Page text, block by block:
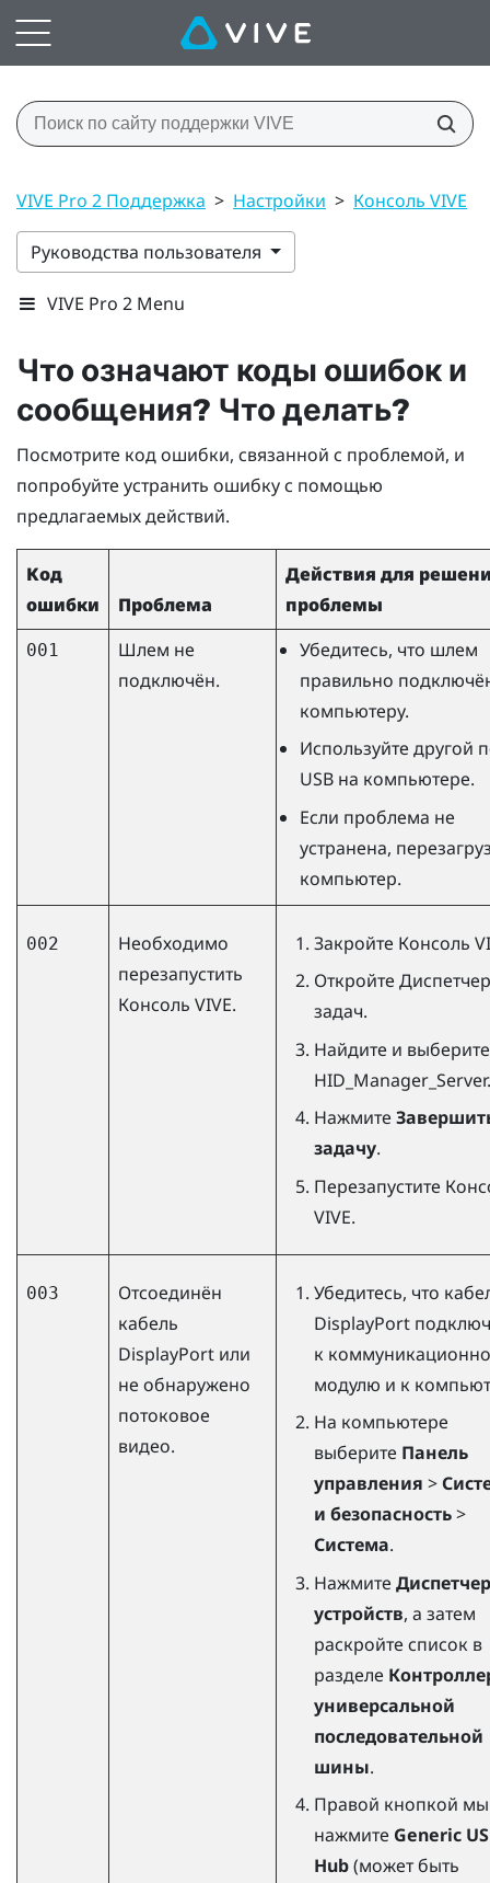
VIVE Pro 2 Поддержка > Настройки > Консоль VIVE
Руководства пользователя
VIVE Pro 2 Menu
Что означают коды ошибок и
сообщения? Что делать?
Посмотрите код ошибки, связанной с проблемой, и
попробуйте устранить ошибку с помощью
предлагаемых действий.
Код
ошибки
Проблема
Действия для
проблемы
001
Шлем не
подключён.
Убедитесь, что шлем
правильно
компьютеру.
Используйте другой
USB на компьютере.
Если проблема не
устранена,
компьютер.
002
Необходимо
перезапустить
Консоль VIVE.
Закройте Консоль
Откройте Диспетчер
задач.
Найдите и выберите
Нажмите
задачу.
Перезапустите
VIVE.
003
Отсоединён
кабель
DisplayPort или
не обнаружено
потоковое
видео.
Убедитесь, что
DisplayPort
к
модулю и к
На компьютере
выберите Панель
управления >
и безопасность>
Система.
Нажмите Диспетчер
устройств, а затем
раскройте список в
разделе
универсальной
последовательной
шины.
Правой кнопкой
нажмите Generic
Hub(может быть